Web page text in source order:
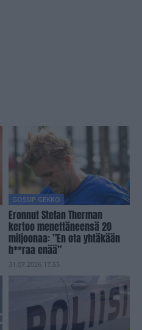
GOSSIP GEKKO
Eronnut Stefan Therman
kertoo menettäneensä 20
miljoonaa: ”En ota yhtäkään
h**raa enää”
31.07.2026 17.55